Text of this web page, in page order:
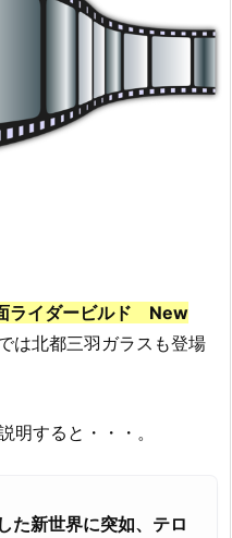
ライダービルド New
は北都三羽ガラスも登場
明すると・・・。
た新世界に突如、テロ